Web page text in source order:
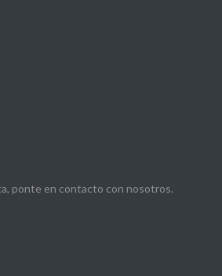
ponte en contacto con nosotros.